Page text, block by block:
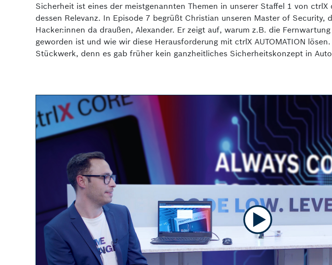
Sicherheit ist eines der meistgenannten Themen in unserer Staffel 1 von
dessen Relevanz. In Episode 7 begrüßt Christian unseren Master of Security,
Hacker:innen da draußen, Alexander. Er zeigt auf, warum z.B. die
geworden ist und wie wir diese Herausforderung mit ctrlX AUTOMATION
Stückwerk, denn es gab früher kein ganzheitliches Sicherheitskonzept in